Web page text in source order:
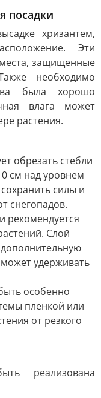
посадки
хризантем,
Эти
защищенные
необходимо
была хорошо
влага может
растения.
обрезать стебли
см над уровнем
силы и
снегопадов.
рекомендуется
Слой
удерживать
особенно
пленкой или
от резкого
реализована